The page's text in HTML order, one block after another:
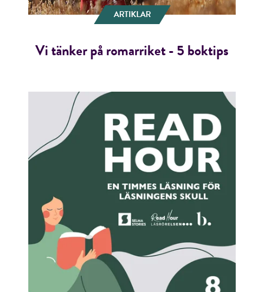
ARTIKLAR
Vi tänker på romarriket - 5 boktips